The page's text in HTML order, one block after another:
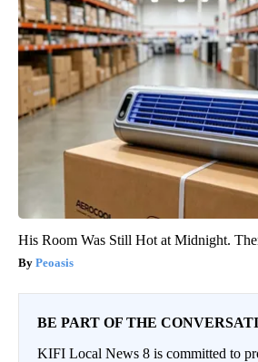
His Room Was Still Hot at Midnight.
Peoasis
BE PART OF THE
KIFI Local News 8 is committed to